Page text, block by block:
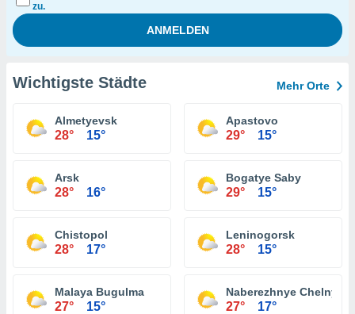
zu.
Wichtigste Städte Mehr Orte
Almetyevsk
28° 15°
Apastovo
29° 15°
Arsk
28° 16°
Bogatye Saby
29° 15°
Chistopol
28° 17°
Leninogorsk
28° 15°
Malaya Bugulma
27° 15°
Naberezhnye Chelny
27° 17°